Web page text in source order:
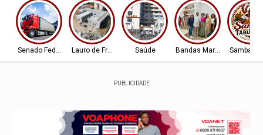
Senado Federal Lauro de Freitas Saúde Bandas MarciaisSamba
PUBLICIDADE